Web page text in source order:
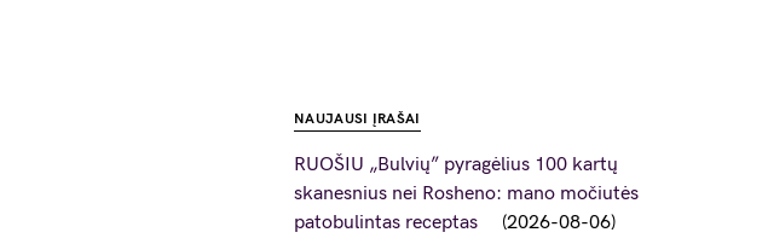
NAUJAUSI ĮRAŠAI
RUOŠIU „Bulvių” pyragėlius 100 kartų
skanesnius nei Rosheno: mano močiutės
patobulintas receptas
2026-08-06